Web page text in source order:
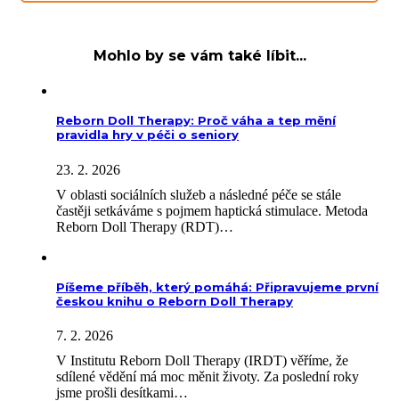
Mohlo by se vám také líbit...
Reborn Doll Therapy: Proč váha a tep mění
pravidla hry v péči o seniory
23. 2. 2026
V oblasti sociálních služeb a následné péče se stále
častěji setkáváme s pojmem haptická stimulace. Metoda
Reborn Doll Therapy (RDT)…
Píšeme příběh, který pomáhá: Připravujeme první
českou knihu o Reborn Doll Therapy
7. 2. 2026
V Institutu Reborn Doll Therapy (IRDT) věříme, že
sdílené vědění má moc měnit životy. Za poslední roky
jsme prošli desítkami…